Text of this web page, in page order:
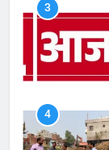
3
4